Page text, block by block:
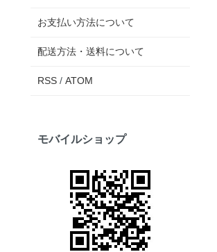
お支払い方法について
配送方法・送料について
RSS / ATOM
モバイルショップ